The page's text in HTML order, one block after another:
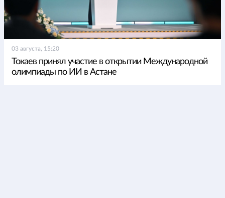
03 августа, 15:20
Токаев принял участие в открытии Международной
олимпиады по ИИ в Астане